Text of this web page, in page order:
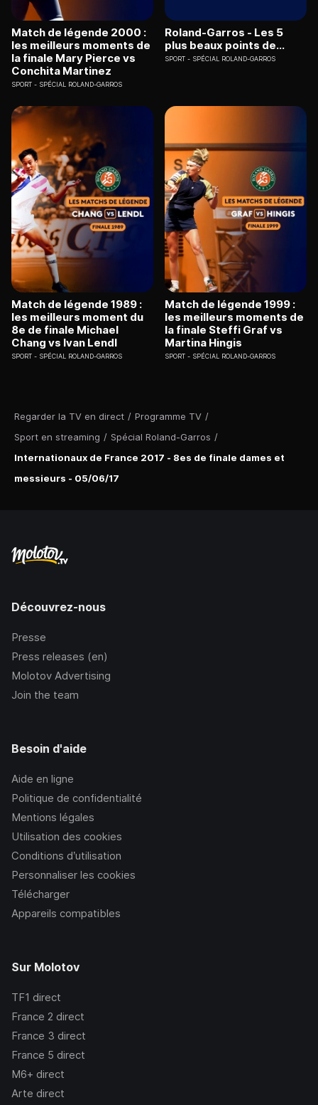
Regarder la TV en direct / Programme TV /
Sport en streaming / Spécial Roland-Garros /
Internationaux de France 2017 - 8es de finale dames et
messieurs - 05/06/17
Match de légende 2000 :
les meilleurs moments de
la finale Mary Pierce vs
Conchita Martinez
SPORT SPÉCIAL ROLAND-GARROS
Roland-Garros - Les 5
plus beaux points de...
SPORT SPÉCIAL ROLAND-GARROS
Match de légende 1989 :
les meilleurs moment du
8e de finale Michael
Chang vs Ivan Lendl
SPORT SPÉCIAL ROLAND-GARROS
Match de légende 1999 :
les meilleurs moments de
la finale Steffi Graf vs
Martina Hingis
SPORT SPÉCIAL ROLAND-GARROS
Découvrez-nous
Presse
Press releases (en)
Molotov Advertising
Join the team
Besoin d'aide
Aide en ligne
Politique de confidentialité
Mentions légales
Utilisation des cookies
Conditions d’utilisation
Personnaliser les cookies
Télécharger
Appareils compatibles
Sur Molotov
TF1 direct
France 2 direct
France 3 direct
France 5 direct
M6+ direct
Arte direct